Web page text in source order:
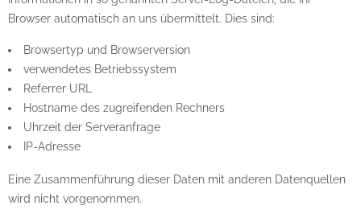
Browser automatisch an uns übermittelt. Dies sind:
Browsertyp und Browserversion
verwendetes Betriebssystem
Referrer URL
Hostname des zugreifenden Rechners
Uhrzeit der Serveranfrage
IP-Adresse
Eine Zusammenführung dieser Daten mit anderen Datenquellen
wird nicht vorgenommen.